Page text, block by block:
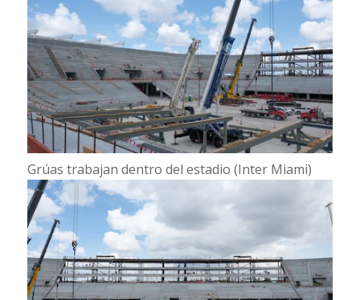
Grúas trabajan dentro del estadio (Inter Miami)